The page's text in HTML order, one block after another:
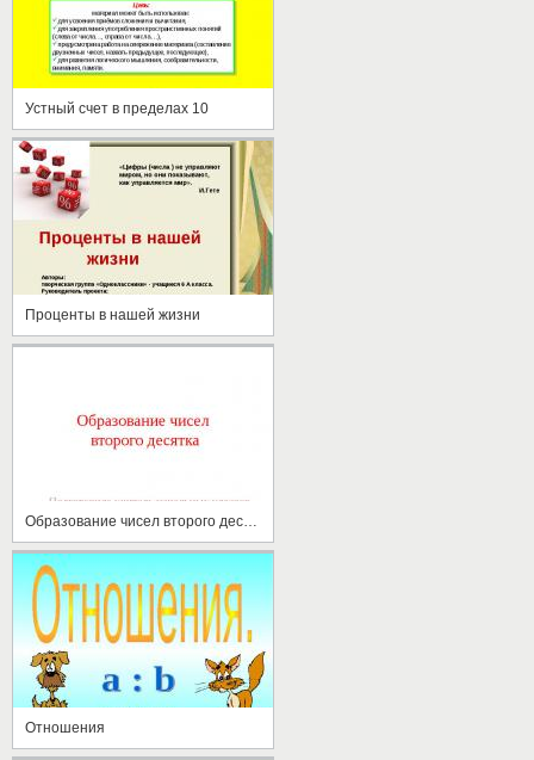
Устный счет в пределах 10
Проценты в нашей жизни
Отношения